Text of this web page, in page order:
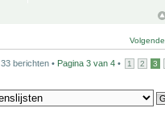
Volgende
33 berichten • Pagina 3 van 4 • 1 2 3